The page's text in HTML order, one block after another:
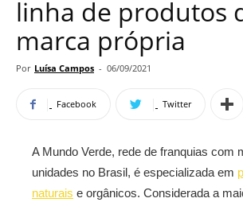
linha de produtos
marca própria
Por Luísa Campos - 06/09/2021
Facebook Twitter
A Mundo Verde, rede de franquias com
unidades no Brasil, é especializada em
naturais e orgânicos. Considerada a